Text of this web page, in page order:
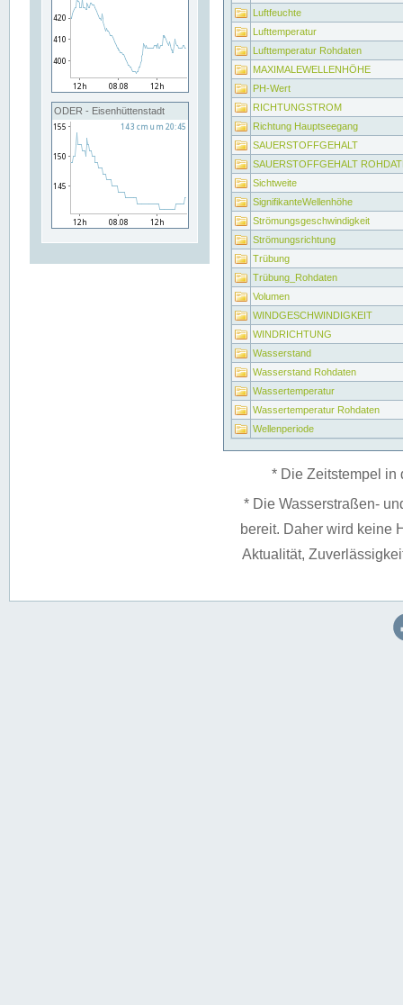
ODER - Eisenhüttenstadt
Luftfeuchte
Lufttemperatur
Lufttemperatur Rohdaten
MAXIMALEWELLENHÖHE
PH-Wert
RICHTUNGSTROM
Richtung Hauptseegang
SAUERSTOFFGEHALT
SAUERSTOFFGEHALT
Sichtweite
SignifikanteWellenhöhe
Strömungsgeschwindigkeit
Strömungsrichtung
Trübung
Trübung_Rohdaten
Volumen
WINDGESCHWINDIGKEIT
WINDRICHTUNG
Wasserstand
Wasserstand Rohdaten
Wassertemperatur
Wassertemperatur Rohdaten
Wellenperiode
* Die Zeitstempel in
* Die Wasserstraßen-
bereit. Daher wird keine
Aktualität,